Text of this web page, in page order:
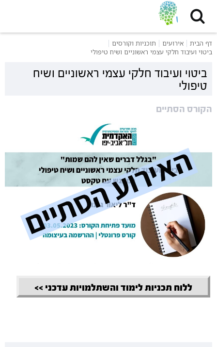
דף הבית אירועים
תוכניות וקורסים
ביטוי ועיבוד חלקי עצמי ראשוניים ושיח טיפולי
ביטוי ועיבוד חלקי עצמי ראשוניים ושיח
טיפולי
הקורס הסתיים
ללוח תכניות לימוד והשתלמויות עדכני >>